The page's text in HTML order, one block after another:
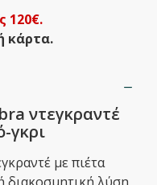
120€.
κάρτα.
ντεγκραντέ
γκρι
με πιέτα